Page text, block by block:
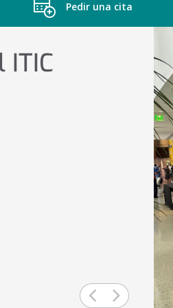
Pedir una cita
ITIC
Previous
Next